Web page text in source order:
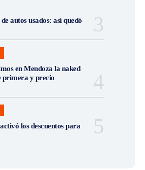
autos usados: así quedó
en Mendoza la naked
primera y precio
los descuentos para